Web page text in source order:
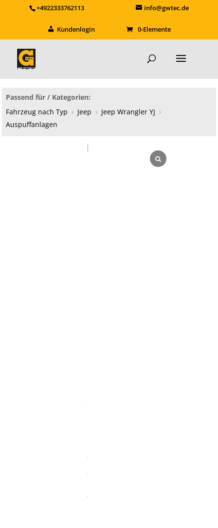
+4922333762113 info@gwtec.de
Kundenlogin 0-Elemente
Passend für / Kategorien:
Fahrzeug nach Typ › Jeep › Jeep Wrangler YJ ›
Auspuffanlagen